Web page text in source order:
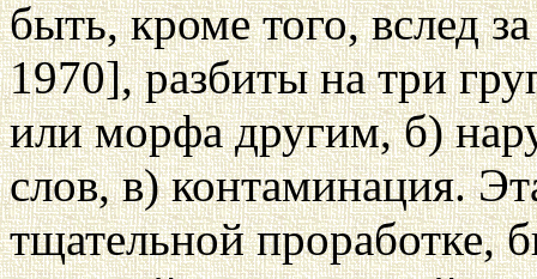
быть, кроме того, вслед
1970], разбиты на три
или морфа другим, б)
слов, в) контаминация.
тщательной проработке,